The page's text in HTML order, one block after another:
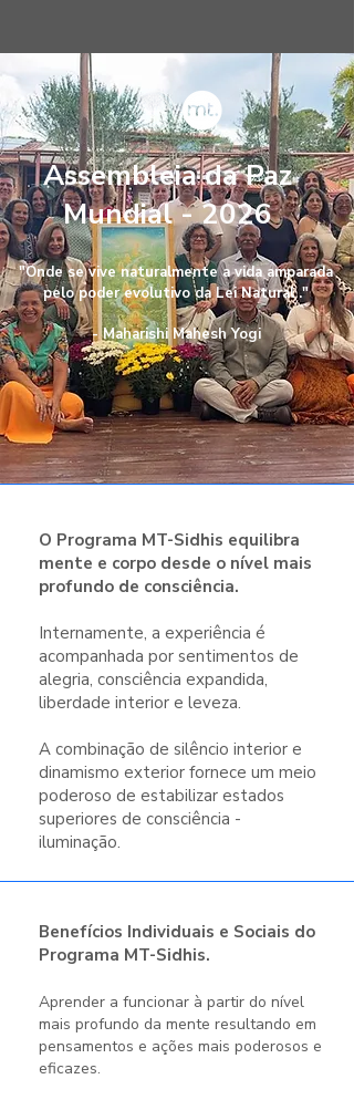
Assembleia da Paz
Mundial - 2026
"Onde se vive naturalmente a vida amparada
pelo poder evolutivo da Lei Natural ."
- Maharishi Mahesh Yogi
O Programa MT-Sidhis equilibra
mente e corpo desde o nível mais
profundo de consciência.
Internamente, a experiência é
acompanhada por sentimentos de
alegria, consciência expandida,
liberdade interior e leveza.
A combinação de silêncio interior e
dinamismo exterior fornece um meio
poderoso de estabilizar estados
superiores de consciência -
iluminação.
Benefícios Individuais e Sociais do
Programa MT-Sidhis.
Aprender a funcionar à partir do nível
mais profundo da mente resultando em
pensamentos e ações mais poderosos e
eficazes.